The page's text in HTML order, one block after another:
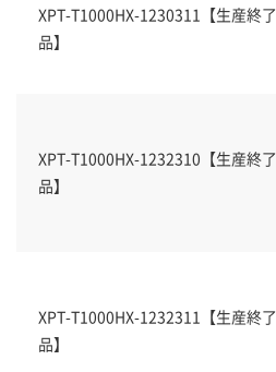
XPT-T1000HX-1230311【生産終了
品】
XPT-T1000HX-1232310【生産終了
品】
XPT-T1000HX-1232311【生産終了
品】